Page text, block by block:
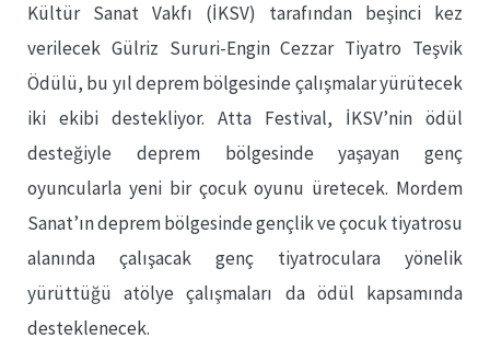
Kültür Sanat Vakfı (İKSV) tarafından beşinci kez
verilecek Gülriz Sururi-Engin Cezzar Tiyatro Teşvik
Ödülü, bu yıl deprem bölgesinde çalışmalar yürütecek
iki ekibi destekliyor. Atta Festival, İKSV’nin ödül
desteğiyle deprem bölgesinde yaşayan genç
oyuncularla yeni bir çocuk oyunu üretecek. Mordem
Sanat’ın deprem bölgesinde gençlik ve çocuk tiyatrosu
alanında çalışacak genç tiyatroculara yönelik
yürüttüğü atölye çalışmaları da ödül kapsamında
desteklenecek.